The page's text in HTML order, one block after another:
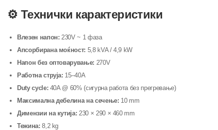
⚙️ Технички карактеристики
Влезен напон: 230V ~ 1 фаза
Апсорбирана моќност: 5,8 kVA / 4,9 kW
Напон без оптоварување: 270V
Работна струја: 15–40A
Duty cycle: 40A @ 60% (сигурна работа без прегревање)
Максимална дебелина на сечење: 10 mm
Димензии на кутија: 230 × 290 × 460 mm
Тежина: 8,2 kg